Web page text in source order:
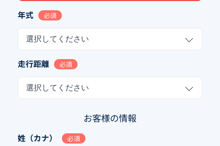
年式 必須
選択してください
走行距離 必須
選択してください
お客様の情報
姓（カナ） 必須